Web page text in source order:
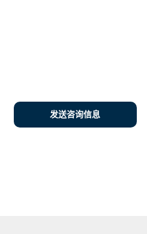
发送咨询信息